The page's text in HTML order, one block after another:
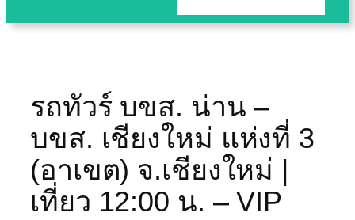
รถทัวร์ บขส. น่าน –
บขส. เชียงใหม่ แห่งที่ 3
(อาเขต) จ.เชียงใหม่ |
เที่ยว 12:00 น. – VIP